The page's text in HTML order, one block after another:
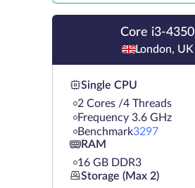
Core i3-4350
London, UK
Single CPU
2 Cores /4 Threads
Frequency 3.6 GHz
Benchmark3297
RAM
16 GB DDR3
Storage (Max 2)